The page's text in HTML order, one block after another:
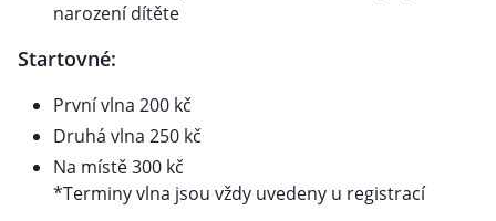
narození dítěte
Startovné:
První vlna 200 kč
Druhá vlna 250 kč
Na místě 300 kč
*Terminy vlna jsou vždy uvedeny u registrací